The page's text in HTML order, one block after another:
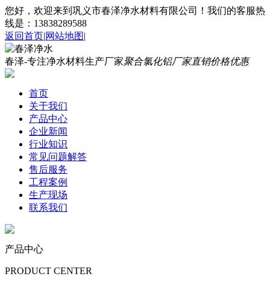
您好，欢迎来到巩义市春泽净水材料有限公司！我们的客服热
线是：13838289588
返回首页|网站地图|
春泽-专注净水材料生产厂家聚合氯化铝厂家直销价格优惠
首页
关于我们
产品中心
企业新闻
行业知识
常见问题解答
售后服务
工程案例
生产现场
联系我们
产品中心
PRODUCT CENTER